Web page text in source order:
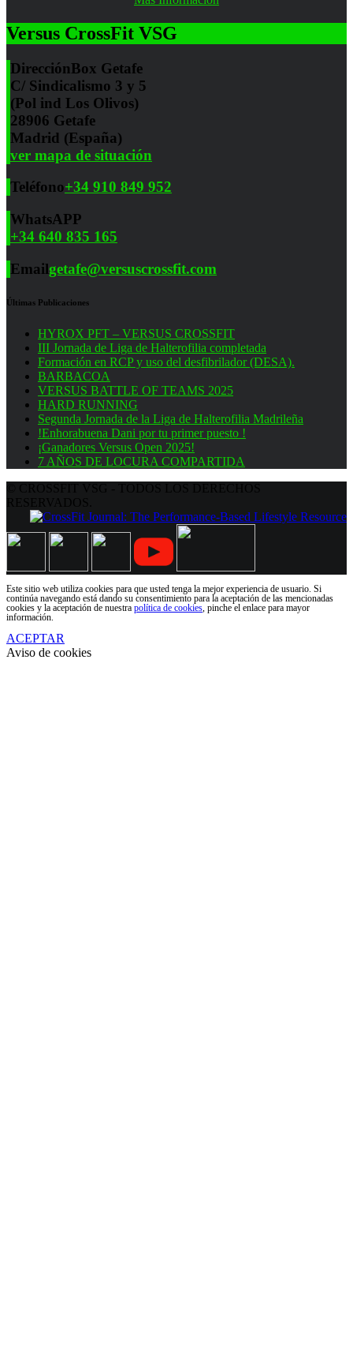
Versus CrossFit VSG
DirecciónBox Getafe
C/ Sindicalismo 3 y 5
(Pol ind Los Olivos)
28906 Getafe
Madrid (España)
ver mapa de situación
Teléfono+34 910 849 952
WhatsAPP
+34 640 835 165
Emailgetafe@versuscrossfit.com
Últimas Publicaciones
HYROX PFT – VERSUS CROSSFIT
III Jornada de Liga de Halterofilia completada
Formación en RCP y uso del desfibrilador (DESA).
BARBACOA
VERSUS BATTLE OF TEAMS 2025
HARD RUNNING
Segunda Jornada de la Liga de Halterofilia Madrileña
!Enhorabuena Dani por tu primer puesto !
¡Ganadores Versus Open 2025!
7 AÑOS DE LOCURA COMPARTIDA
Este sitio web utiliza cookies para que usted tenga la mejor experiencia de usuario. Si
continúa navegando está dando su consentimiento para la aceptación de las mencionadas
cookies y la aceptación de nuestra política de cookies, pinche el enlace para mayor
información.
ACEPTAR
Aviso de cookies